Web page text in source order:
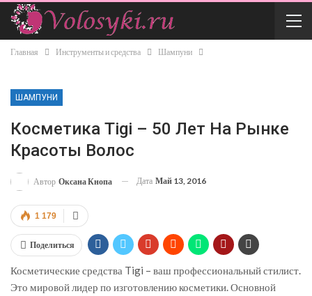
Главная Инструменты и средства Шампуни
ШАМПУНИ
Косметика Tigi – 50 Лет На Рынке
Красоты Волос
Автор Оксана Кнопа Дата Май 13, 2016
1 179
Поделиться
Косметические средства Tigi – ваш профессиональный стилист.
Это мировой лидер по изготовлению косметики. Основной